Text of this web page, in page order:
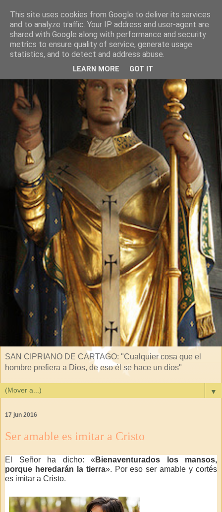
SAN CIPRIANO DE CARTAGO: "Cualquier cosa que el
hombre prefiera a Dios, de eso él se hace un dios"
▼
17 jun 2016
Ser amable es imitar a Cristo
El Señor ha dicho: « Bienaventurados los mansos,
porque heredarán la tierra». Por eso ser amable y cortés
es imitar a Cristo.
This site uses cookies from Google to deliver its services
and to analyze traffic. Your IP address and user-agent are
shared with Google along with performance and security
metrics to ensure quality of service, generate usage
statistics, and to detect and address abuse.
LEARN MORE GOT IT